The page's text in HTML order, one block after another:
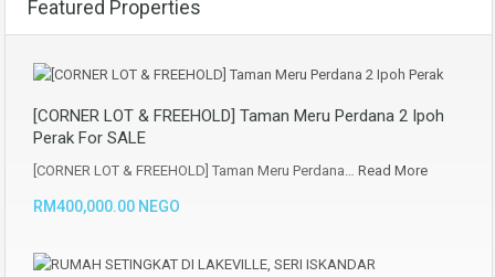
Featured Properties
[CORNER LOT & FREEHOLD] Taman Meru Perdana 2 Ipoh
Perak For SALE
[CORNER LOT & FREEHOLD] Taman Meru Perdana… Read More
RM400,000.00 NEGO